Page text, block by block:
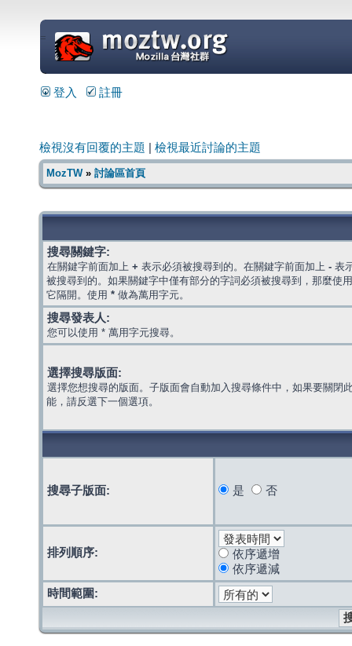
=
登入 註冊
檢視沒有回覆的主題 檢視最近討論的主題
MozTW» 討論區首頁
搜尋關鍵字:
在關鍵字前面加上 + 表示必須被搜尋到的。在關鍵字前面加上 - 表
被搜尋到的。如果關鍵字中僅有部分的字詞必須被搜尋到，那麼使
它隔開。使用 * 做為萬用字元。
搜尋發表人:
您可以使用 * 萬用字元搜尋。
選擇搜尋版面:
選擇您想搜尋的版面。子版面會自動加入搜尋條件中，如果要關閉
能，請反選下一個選項。
搜尋子版面: 是 否
排列順序:
依序遞增
依序遞減
時間範圍: